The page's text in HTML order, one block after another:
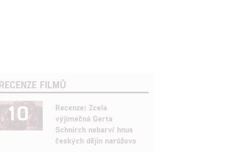
FILMŮ
10
Recenze: Zcela
výjimečná Gerta
Schnirch nebarví hnus
českých dějin narůžovo